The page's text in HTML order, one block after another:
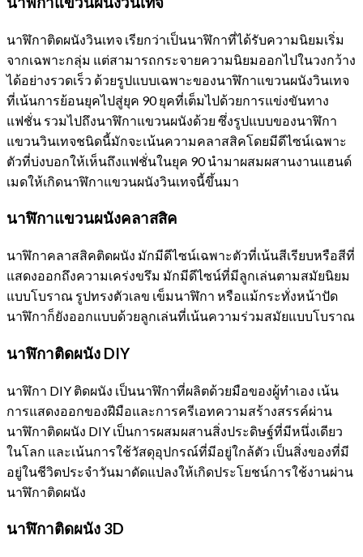
นาฬิกาติดผนังวินเทจ เรียกว่าเป็นนาฬิกาที่ได้รับความนิยมเริ่ม
จากเฉพาะกลุ่ม แต่สามารถกระจายความนิยมออกไปในวงกว้าง
ได้อย่างรวดเร็ว ด้วยรูปแบบเฉพาะของนาฬิกาแขวนผนังวินเทจ
ที่เน้นการย้อนยุคไปสู่ยุค 90 ยุคที่เต็มไปด้วยการแข่งขันทาง
แฟชั่น รวมไปถึงนาฬิกาแขวนผนังด้วย ซึ่งรูปแบบของนาฬิกา
แขวนวินเทจชนิดนี้มักจะเน้นความคลาสสิคโดยมีดีไซน์เฉพาะ
ตัวที่บ่งบอกให้เห็นถึงแฟชั่นในยุค 90 นำมาผสมผสานงานแฮนด์
เมดให้เกิดนาฬิกาแขวนผนังวินเทจนี้ขึ้นมา
นาฬิกาแขวนผนังคลาสสิค
นาฬิกาคลาสสิคติดผนัง มักมีดีไซน์เฉพาะตัวที่เน้นสีเรียบหรือสีที่
แสดงออกถึงความเคร่งขรึม มักมีดีไซน์ที่มีลูกเล่นตามสมัยนิยม
แบบโบราณ รูปทรงตัวเลข เข็มนาฬิกา หรือแม้กระทั่งหน้าปัด
นาฬิกาก็ยังออกแบบด้วยลูกเล่นที่เน้นความร่วมสมัยแบบโบราณ
นาฬิกาติดผนัง DIY
นาฬิกา DIY ติดผนัง เป็นนาฬิกาที่ผลิตด้วยมือของผู้ทำเอง เน้น
การแสดงออกของฝีมือและการครีเอทความสร้างสรรค์ผ่าน
นาฬิกาติดผนัง DIY เป็นการผสมผสานสิ่งประดิษฐ์ที่มีหนึ่งเดียว
ในโลก และเน้นการใช้วัสดุอุปกรณ์ที่มีอยู่ใกล้ตัว เป็นสิ่งของที่มี
อยู่ในชีวิตประจำวันมาดัดแปลงให้เกิดประโยชน์การใช้งานผ่าน
นาฬิกาติดผนัง
นาฬิกาติดผนัง 3D